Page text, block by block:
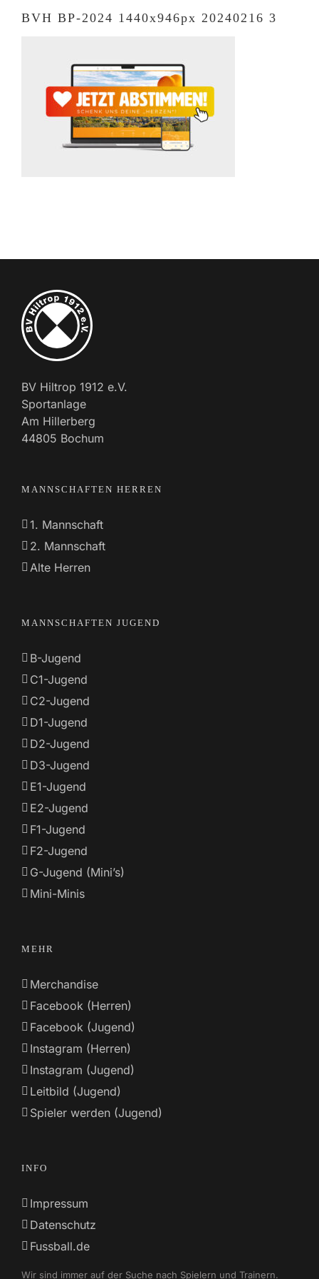
BVH BP-2024 1440x946px 20240216 3
BV Hiltrop 1912 e.V.
Sportanlage
Am Hillerberg
44805 Bochum
MANNSCHAFTEN HERREN
1. Mannschaft
2. Mannschaft
Alte Herren
MANNSCHAFTEN JUGEND
B-Jugend
C1-Jugend
C2-Jugend
D1-Jugend
D2-Jugend
D3-Jugend
E1-Jugend
E2-Jugend
F1-Jugend
F2-Jugend
G-Jugend (Mini’s)
Mini-Minis
MEHR
Merchandise
Facebook (Herren)
Facebook (Jugend)
Instagram (Herren)
Instagram (Jugend)
Leitbild (Jugend)
Spieler werden (Jugend)
INFO
Impressum
Datenschutz
Fussball.de
Wir sind immer auf der Suche nach Spielern und Trainern.